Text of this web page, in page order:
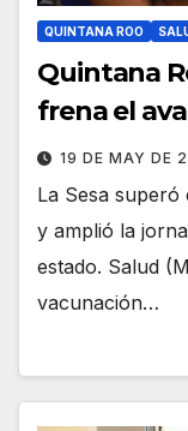
QUINTANA ROO
Quintana
frena el
19 DE MAY DE
La Sesa
y amplió la
estado. Salud
vacunación…